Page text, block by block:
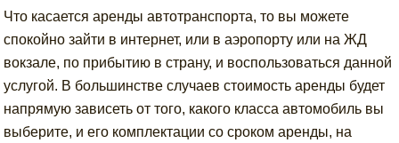
Что касается аренды автотранспорта, то вы можете
спокойно зайти в интернет, или в аэропорту или на ЖД
вокзале, по прибытию в страну, и воспользоваться данной
услугой. В большинстве случаев стоимость аренды будет
напрямую зависеть от того, какого класса автомобиль вы
выберите, и его комплектации со сроком аренды, на